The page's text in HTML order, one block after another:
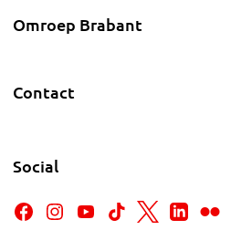
Omroep Brabant
Contact
Social